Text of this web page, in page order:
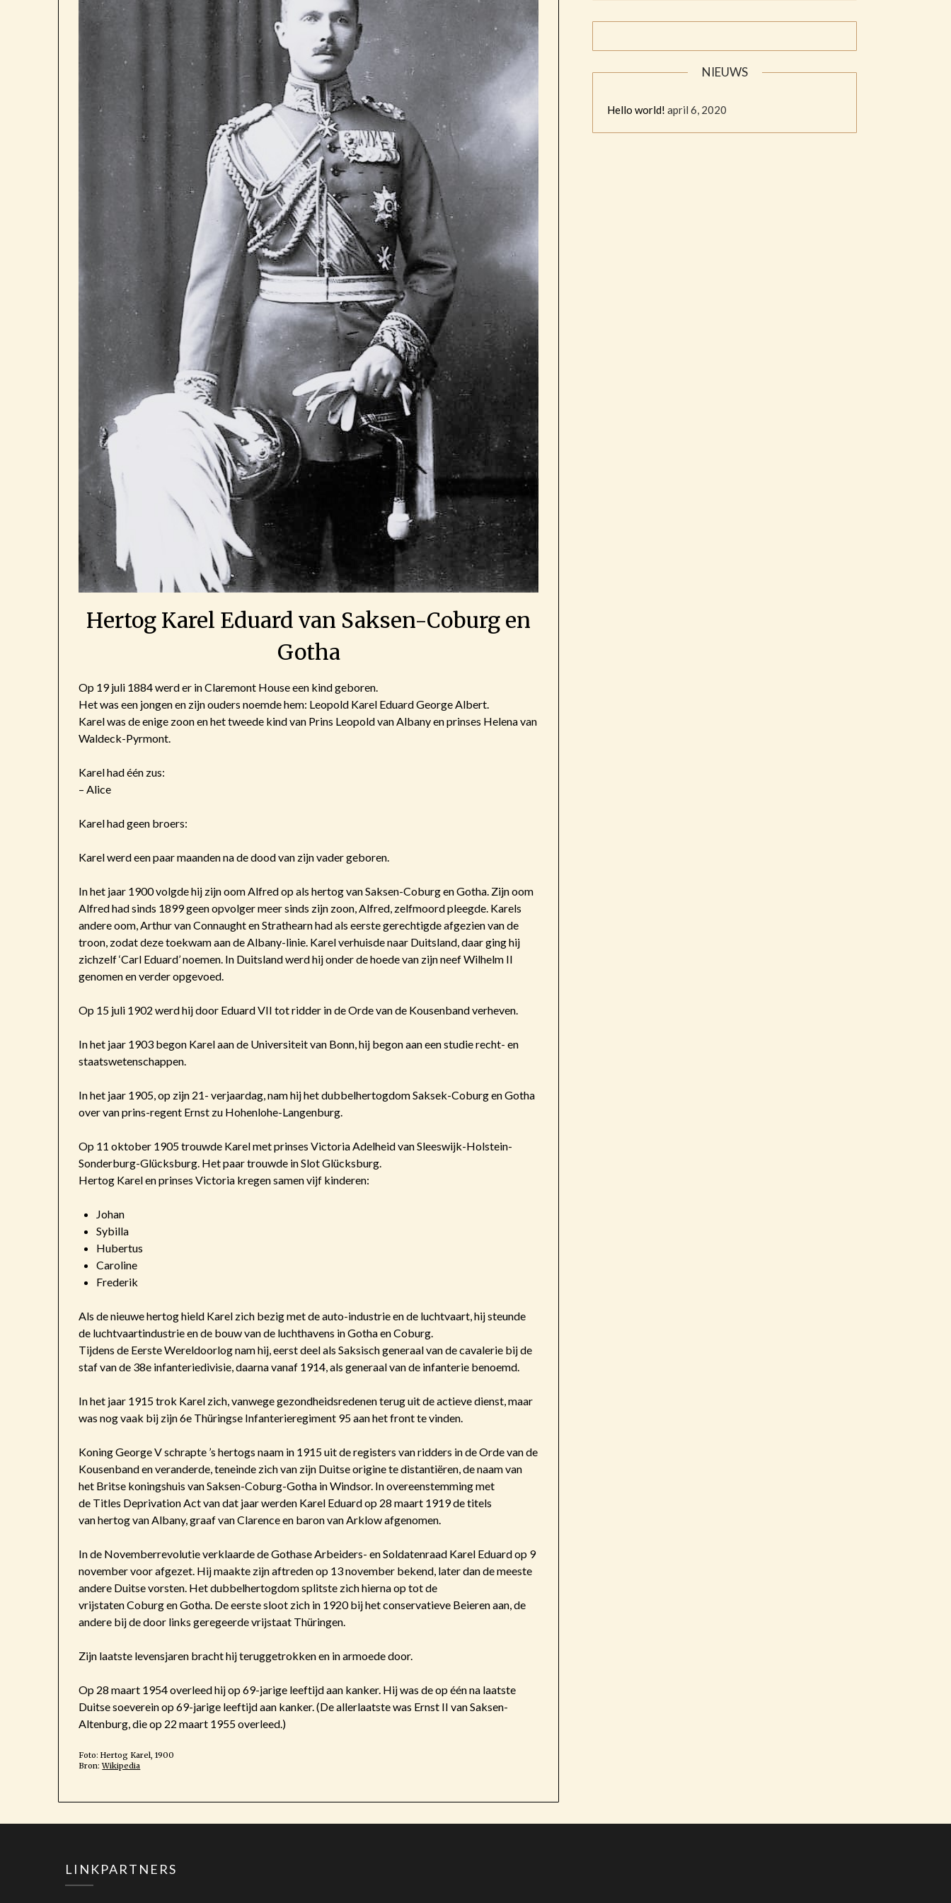
Hertog Karel Eduard van Saksen-Coburg en
Gotha
Op 19 juli 1884 werd er in Claremont House een kind geboren.
Het was een jongen en zijn ouders noemde hem: Leopold Karel Eduard George Albert.
Karel was de enige zoon en het tweede kind van Prins Leopold van Albany en prinses Helena van
Waldeck-Pyrmont.
Karel had één zus:
– Alice
Karel had geen broers:
Karel werd een paar maanden na de dood van zijn vader geboren.
In het jaar 1900 volgde hij zijn oom Alfred op als hertog van Saksen-Coburg en Gotha. Zijn oom
Alfred had sinds 1899 geen opvolger meer sinds zijn zoon, Alfred, zelfmoord pleegde. Karels
andere oom, Arthur van Connaught en Strathearn had als eerste gerechtigde afgezien van de
troon, zodat deze toekwam aan de Albany-linie. Karel verhuisde naar Duitsland, daar ging hij
zichzelf ‘Carl Eduard’ noemen. In Duitsland werd hij onder de hoede van zijn neef Wilhelm II
genomen en verder opgevoed.
Op 15 juli 1902 werd hij door Eduard VII tot ridder in de Orde van de Kousenband verheven.
In het jaar 1903 begon Karel aan de Universiteit van Bonn, hij begon aan een studie recht- en
staatswetenschappen.
In het jaar 1905, op zijn 21- verjaardag, nam hij het dubbelhertogdom Saksek-Coburg en Gotha
over van prins-regent Ernst zu Hohenlohe-Langenburg.
Op 11 oktober 1905 trouwde Karel met prinses Victoria Adelheid van Sleeswijk-Holstein-
Sonderburg-Glücksburg. Het paar trouwde in Slot Glücksburg.
Hertog Karel en prinses Victoria kregen samen vijf kinderen:
Johan
Sybilla
Hubertus
Caroline
Frederik
Als de nieuwe hertog hield Karel zich bezig met de auto-industrie en de luchtvaart, hij steunde
de luchtvaartindustrie en de bouw van de luchthavens in Gotha en Coburg.
Tijdens de Eerste Wereldoorlog nam hij, eerst deel als Saksisch generaal van de cavalerie bij de
staf van de 38e infanteriedivisie, daarna vanaf 1914, als generaal van de infanterie benoemd.
In het jaar 1915 trok Karel zich, vanwege gezondheidsredenen terug uit de actieve dienst, maar
was nog vaak bij zijn 6e Thüringse Infanterieregiment 95 aan het front te vinden.
Koning George V schrapte ’s hertogs naam in 1915 uit de registers van ridders in de Orde van de
Kousenband en veranderde, teneinde zich van zijn Duitse origine te distantiëren, de naam van
het Britse koningshuis van Saksen-Coburg-Gotha in Windsor. In overeenstemming met
de Titles Deprivation Act van dat jaar werden Karel Eduard op 28 maart 1919 de titels
van hertog van Albany, graaf van Clarence en baron van Arklow afgenomen.
In de Novemberrevolutie verklaarde de Gothase Arbeiders- en Soldatenraad Karel Eduard op 9
november voor afgezet. Hij maakte zijn aftreden op 13 november bekend, later dan de meeste
andere Duitse vorsten. Het dubbelhertogdom splitste zich hierna op tot de
vrijstaten Coburg en Gotha. De eerste sloot zich in 1920 bij het conservatieve Beieren aan, de
andere bij de door links geregeerde vrijstaat Thüringen.
Zijn laatste levensjaren bracht hij teruggetrokken en in armoede door.
Op 28 maart 1954 overleed hij op 69-jarige leeftijd aan kanker. Hij was de op één na laatste
Duitse soeverein op 69-jarige leeftijd aan kanker. (De allerlaatste was Ernst II van Saksen-
Altenburg, die op 22 maart 1955 overleed.)
Foto: Hertog Karel, 1900
Bron:Wikipedia
NIEUWS
Hello world! april 6, 2020
LINKPARTNERS